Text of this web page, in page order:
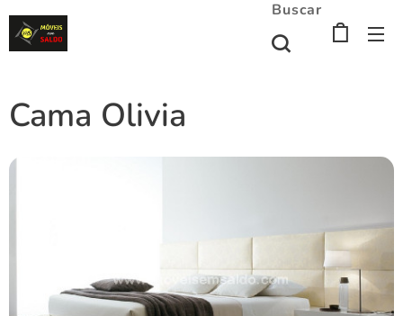
Buscar
Cama Olivia